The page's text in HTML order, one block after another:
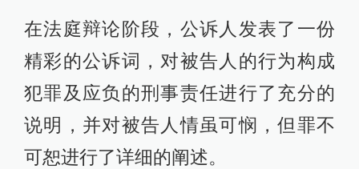
在法庭辩论阶段，公诉人发表了一份
精彩的公诉词，对被告人的行为构成
犯罪及应负的刑事责任进行了充分的
说明，并对被告人情虽可悯，但罪不
可恕进行了详细的阐述。